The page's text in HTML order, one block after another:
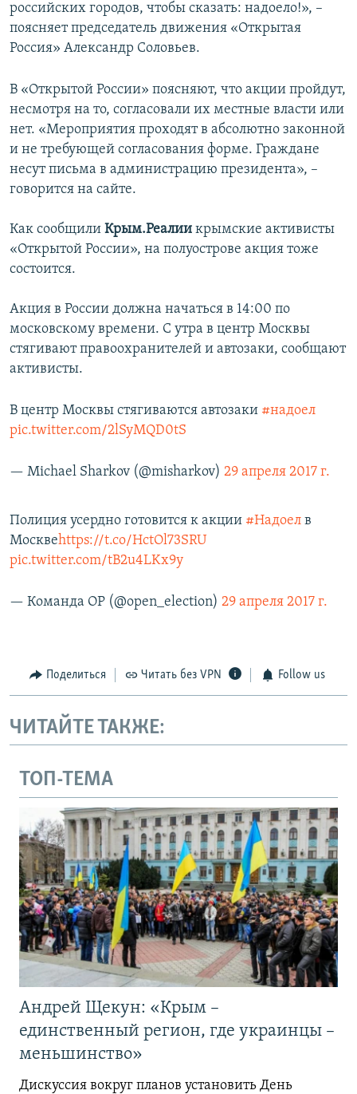
российских городов, чтобы сказать: надоело!», –
поясняет председатель движения «Открытая
Россия» Александр Соловьев.
В «Открытой России» поясняют, что акции пройдут,
несмотря на то, согласовали их местные власти или
нет. «Мероприятия проходят в абсолютно законной
и не требующей согласования форме. Граждане
несут письма в администрацию президента», –
говорится на сайте.
Как сообщили Крым.Реалии крымские активисты
«Открытой России», на полуострове акция тоже
состоится.
Акция в России должна начаться в 14:00 по
московскому времени. С утра в центр Москвы
стягивают правоохранителей и автозаки, сообщают
активисты.
В центр Москвы стягиваются автозаки #надоел
pic.twitter.com/2lSyMQD0tS
— Michael Sharkov (@misharkov) 29 апреля 2017 г.
Полиция усердно готовится к акции #Надоел в
Москвеhttps://t.co/HctOl73SRU
pic.twitter.com/tB2u4LKx9y
— Команда ОР (@open_election) 29 апреля 2017 г.
Поделиться Читать без VPN Follow us
ЧИТАЙТЕ ТАКЖЕ:
ТОП-ТЕМА
Андрей Щекун: «Крым –
единственный регион, где украинцы –
меньшинство»
Дискуссия вокруг планов установить День